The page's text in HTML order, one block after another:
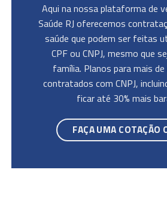
Aqui na nossa plataforma de
Saúde RJ oferecemos
saúde que podem ser feitas
CPF ou CNPJ, mesmo que
família. Planos para mais
contratados com CNPJ,
ficar até 30% mais
FAÇA UMA COTAÇÃO